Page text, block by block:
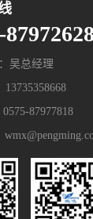
87972628
吴总经理
13735358668
87977818